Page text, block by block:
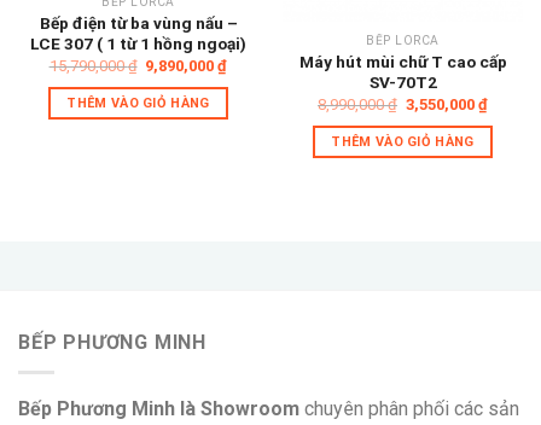
Bếp điện từ ba vùng nấu –
LCE 307 ( 1 từ 1 hồng ngoại)
15,790,000₫ Giá
gốc
là:
15,790,000 ₫.
9,890,000₫Giá
9,890,000 ₫.
THÊM VÀO GIỎ HÀNG
BẾP LORCA
Máy hút mùi chữ T cao cấp
SV-70T2
8,990,000₫ Giá
gốc
là:
8,990,000 ₫.
3,550,000 ₫Giá
hiện
tại
THÊM VÀO GIỎ HÀNG
BẾP PHƯƠNG MINH
Bếp Phương Minh là Showroom chuyên phân phối các sản